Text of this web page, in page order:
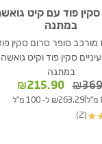
פוד עם קיט
במתנה
סופר סרום סקין
סקין פוד וקיט גואשה
במתנה
₪
המחיר
המקורי
₪215.90
| ₪263.29 ל- 100 מ"ל
★
(2)